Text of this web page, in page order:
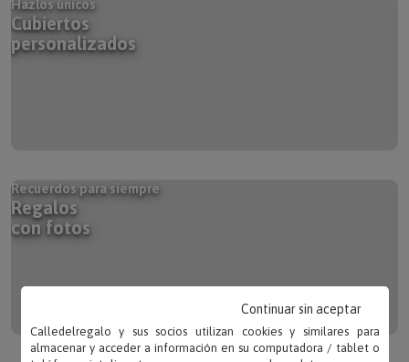
Cubiertos
personalizados
Regalos
con fotos
Calledelregalo y sus socios utilizan cookies y similares para
almacenar y acceder a información en su computadora / tablet o
Continuar sin aceptar